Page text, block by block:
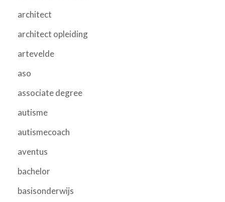
architect
architect opleiding
artevelde
aso
associate degree
autisme
autismecoach
aventus
bachelor
basisonderwijs